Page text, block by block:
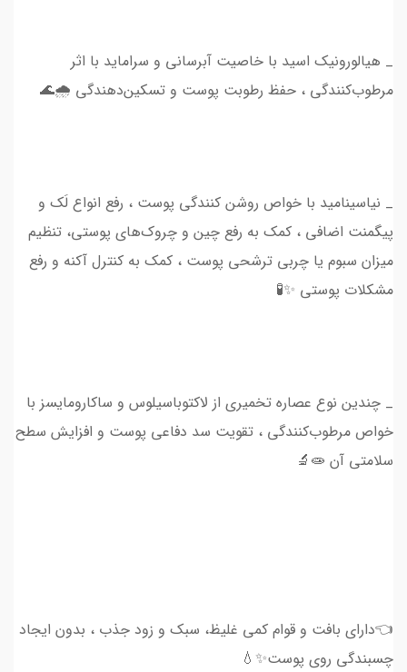
_ هیالورونیک اسید با خاصیت آبرسانی و سراماید با اثر
مرطوب‌کنندگی ، حفظ رطوبت پوست و تسکین‌دهندگی 🌧🌊
_ نیاسینامید با خواص روشن کنندگی پوست ، رفع انواع لَک و
پیگمنت اضافی ، کمک به رفع چین و چروک‌های پوستی، تنظیم
میزان سبوم یا چربی ترشحی پوست ، کمک به کنترل آکنه و رفع
مشکلات پوستی ✨🧪
_ چندین نوع عصاره تخمیری از لاکتوباسیلوس و ساکارومایسز با
خواص مرطوب‌کنندگی ، تقویت سد دفاعی پوست و افزایش سطح
سلامتی آن 🧫🔬
👈دارای بافت و قوام کمی غلیظ، سبک و زود جذب ، بدون ایجاد
چسبندگی روی پوست✨💧